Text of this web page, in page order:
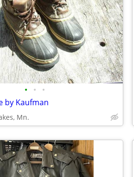
• • •
by Kaufman
Mn.